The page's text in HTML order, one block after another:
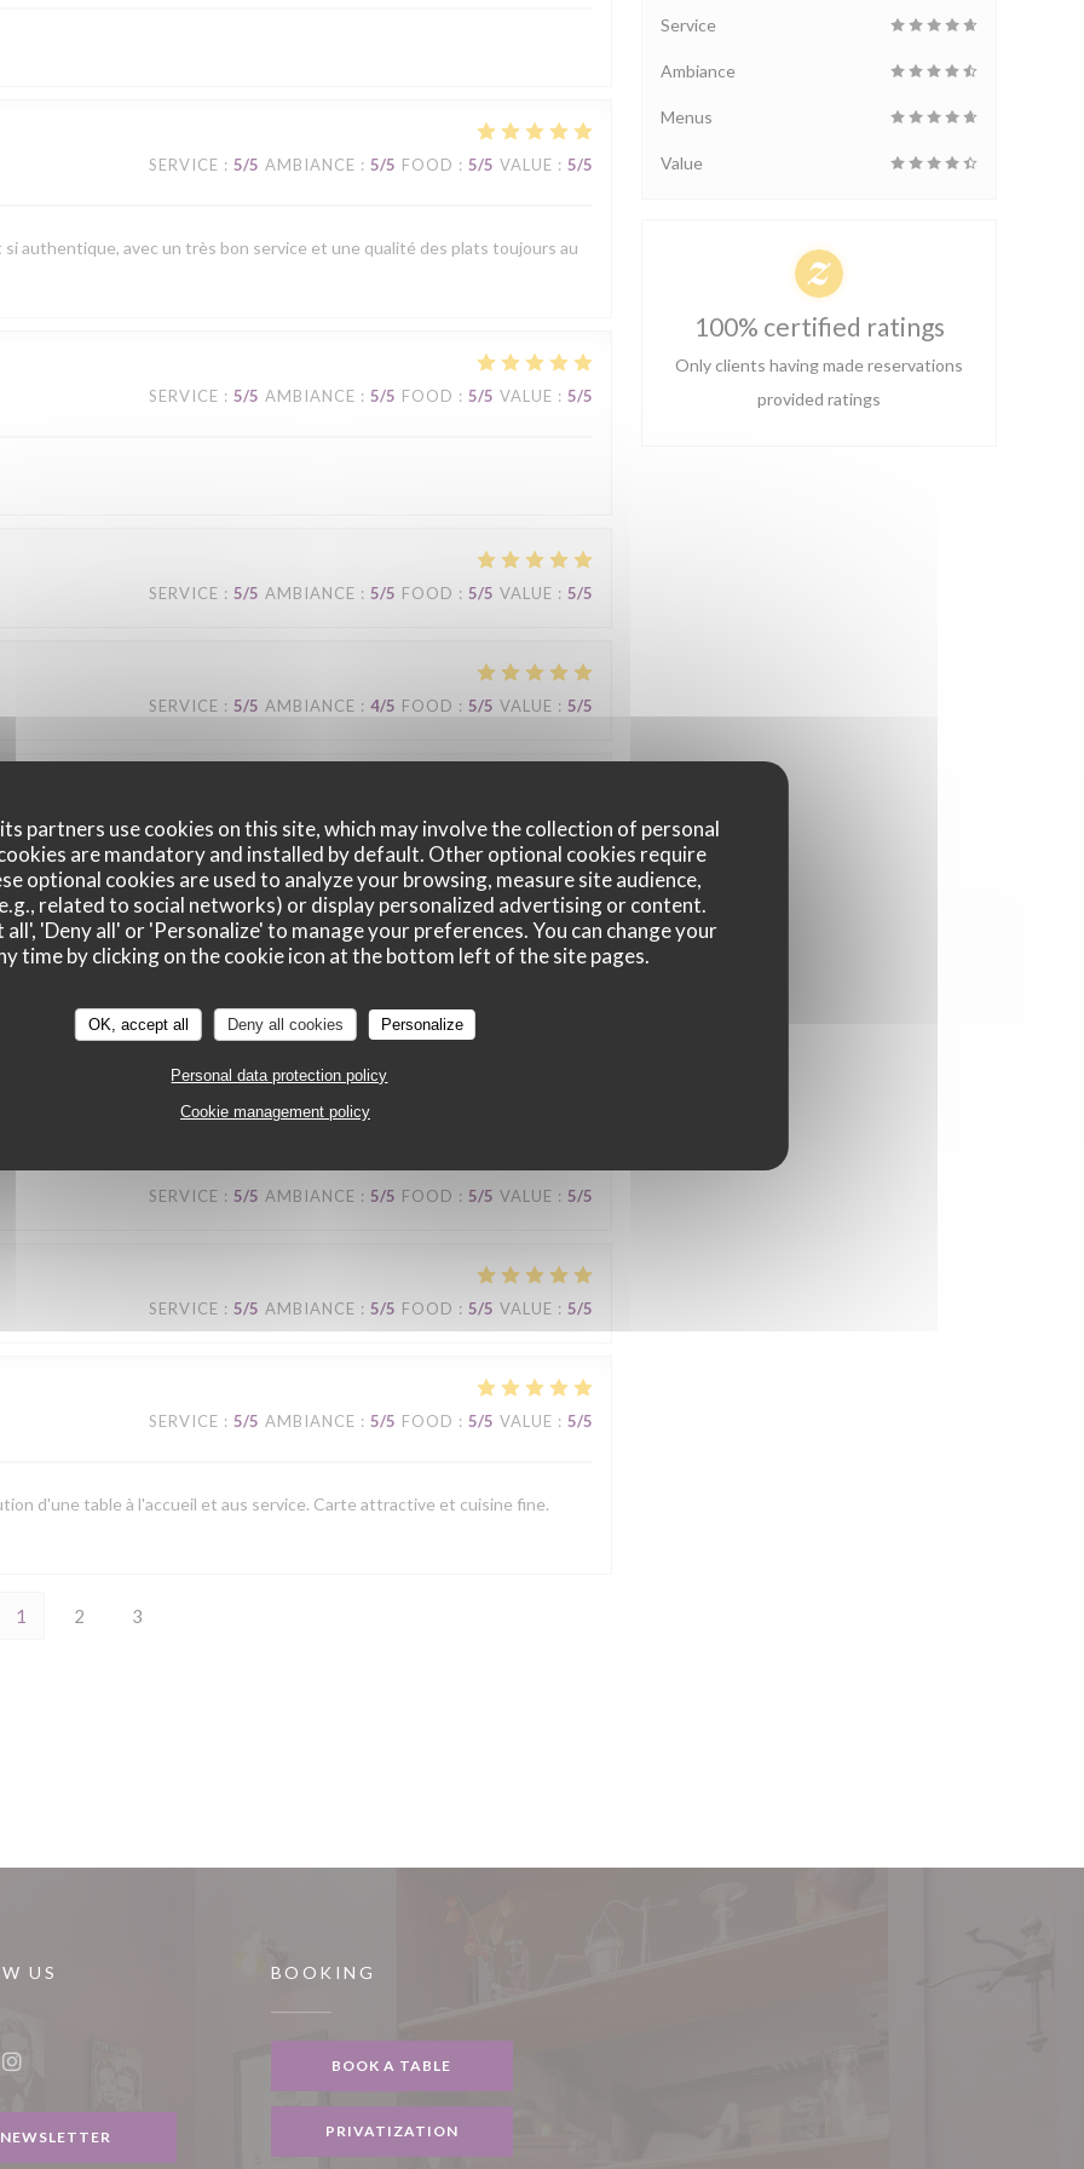
partners use cookies on this site, which may involve the collection of personal
are mandatory and installed by default. Other optional cookies require
optional cookies are used to analyze your browsing, measure site audience,
related to social networks) or display personalized advertising or content.
all', 'Deny all' or 'Personalize' to manage your preferences. You can change your
time by clicking on the cookie icon at the bottom left of the site pages.
OK, accept all Deny all cookies Personalize
Personal data protection policy
Cookie management policy
SERVICE : 5/5 AMBIANCE : 5/5 FOOD : 5/5 VALUE : 5/5
authentique, avec un très bon service et une qualité des plats toujours au
SERVICE : 5/5 AMBIANCE : 5/5 FOOD : 5/5 VALUE : 5/5
SERVICE : 5/5 AMBIANCE : 5/5 FOOD : 5/5 VALUE : 5/5
SERVICE : 5/5 AMBIANCE : 4/5 FOOD : 5/5 VALUE : 5/5
SERVICE /5 AMBIANCE FOOD : VALUE: /5
une fois par semaine. Je trouve qu'il y a une très bonne équipe: le
les moments de rush. La cuisine est de bonne qualité, il ne fait pas de
Le cadre est agréable.
SERVICE: 5/5 AMBIANCE: 5/5
SERVICE : 5/5 AMBIANCE : 5/5 FOOD : 5/5 VALUE : 5/5
SERVICE : 5/5 AMBIANCE : 5/5 FOOD : 5/5 VALUE : 5/5
SERVICE : 5/5 AMBIANCE : 5/5 FOOD : 5/5 VALUE : 5/5
d'une table à l'accueil et aus service. Carte attractive et cuisine fine.
1 2 3
Service
Ambiance
Menus
Value
100% certified ratings
Only clients having made reservations
provided ratings
US
NEWSLETTER
BOOKING
BOOK A TABLE
PRIVATIZATION